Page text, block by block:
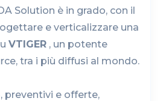
Solution è in grado, con il
e verticalizzare una
VTIGER , un potente
tra i più diffusi al mondo.
preventivi e offerte,